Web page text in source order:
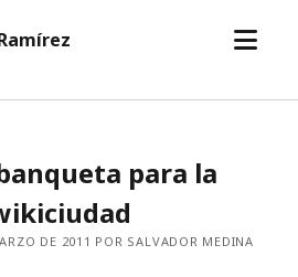
abrir
para la
DE 2011 POR SALVADOR MEDINA